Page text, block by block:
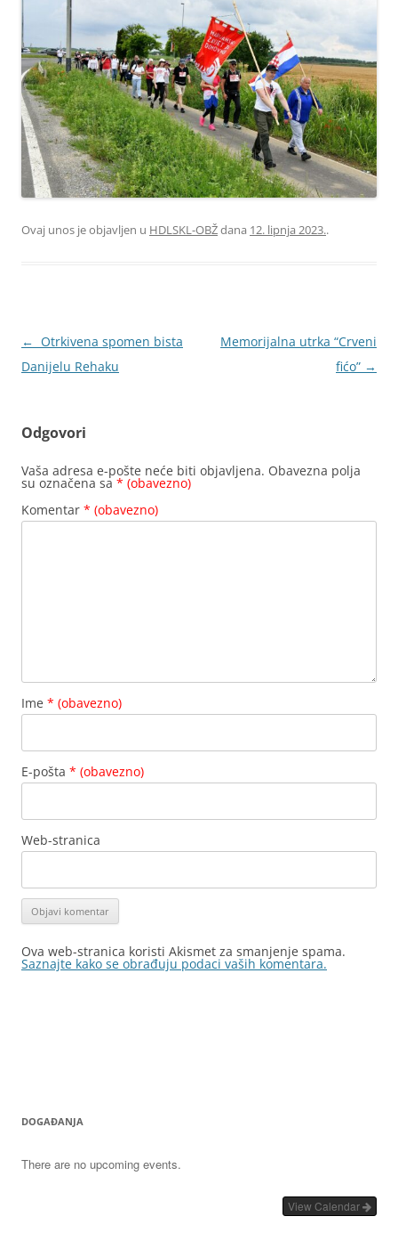
Ovaj unos je objavljen u HDLSKL-OBŽdana 12. lipnja 2023..
Navigacija
objava
← Otrkivena spomen bista
Danijelu Rehaku
Memorijalna utrka “Crveni
fićo” →
Odgovori
Vaša adresa e-pošte neće biti objavljena. Obavezna polja
su označena sa * (obavezno)
Komentar * (obavezno)
Ime * (obavezno)
E-pošta * (obavezno)
Web-stranica
Ova web-stranica koristi Akismet za smanjenje spama.
Saznajte kako se obrađuju podaci vaših komentara.
DOGAĐANJA
There are no upcoming events.
View Calendar